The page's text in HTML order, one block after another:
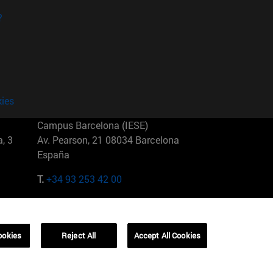
3
Campus Barcelona (IESE)
Av. Pearson, 21 08034 Barcelona
España
T.+34 93 253 42 00
01321001 Bela Vista Brasil
Reject All Accept All Cookies